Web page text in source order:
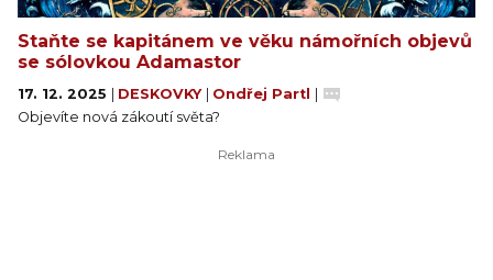
Staňte se kapitánem ve věku námořních objevů
se sólovkou Adamastor
17. 12. 2025 DESKOVKY Ondřej Partl
Objevíte nová zákoutí světa?